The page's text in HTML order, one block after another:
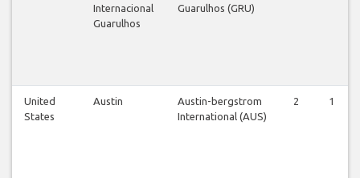
Internacional
Guarulhos
Guarulhos (GRU)
United
States
Austin
Austin-bergstrom
International (AUS)
2 1